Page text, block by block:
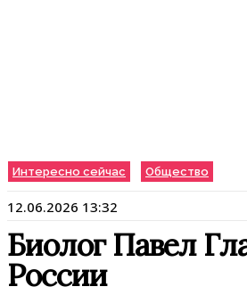
Интересно сейчас Общество
12.06.2026 13:32
Биолог Павел
России